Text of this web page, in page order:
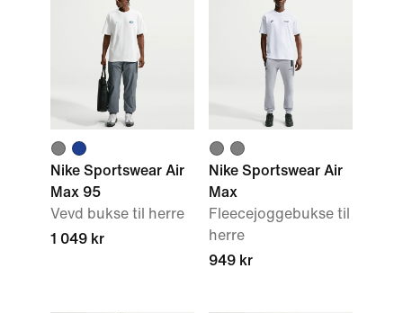
Nike Sportswear Air
Max 95
Vevd bukse til herre
1 049 kr
Nike Sportswear Air
Max
Fleecejoggebukse til
herre
949 kr